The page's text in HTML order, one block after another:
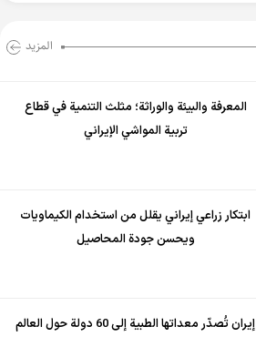
المزید
المعرفة والبيئة والوراثة؛ مثلث التنمية في قطاع
تربية المواشي الإيراني
ابتكار زراعي إيراني يقلل من استخدام الكيماويات
ويحسن جودة المحاصيل
إيران تُصدّر معداتها الطبية إلى 60 دولة حول العالم